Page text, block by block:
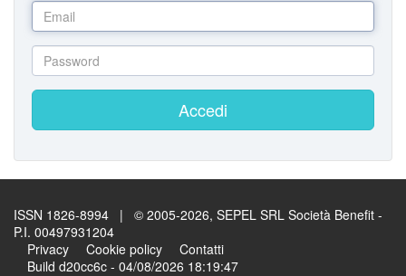
Accedi
ISSN 1826-8994 | © 2005-2026, SEPEL SRL Società Benefit -
P.I. 00497931204
Privacy
Cookie policy
Contatti
Build d20cc6c - 04/08/2026 18:19:47